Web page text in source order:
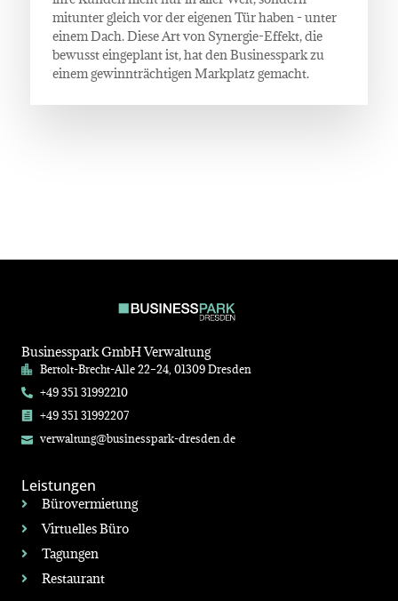
mitunter gleich vor der eigenen Tür haben - unter
einem Dach. Diese Art von Synergie-Effekt, die
bewusst eingeplant ist, hat den Businesspark zu
einem gewinnträchtigen Markplatz gemacht.
Businesspark GmbH Verwaltung
Bertolt-Brecht-Alle 22–24, 01309 Dresden
+49 351 31992210
+49 351 31992207
verwaltung@businesspark-dresden.de
Leistungen
Bürovermietung
Virtuelles Büro
Tagungen
Restaurant